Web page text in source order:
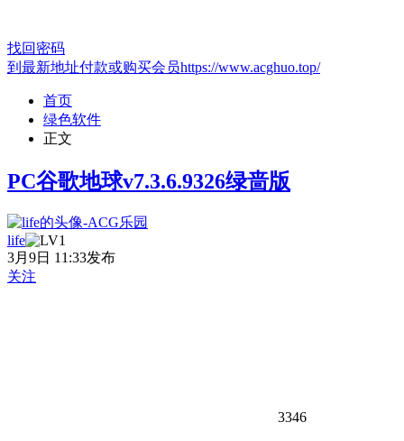
找回密码
到最新地址付款或购买会员https://www.acghuo.top/
首页
绿色软件
正文
PC谷歌地球v7.3.6.9326绿啬版
life
3月9日 11:33发布
关注
3346